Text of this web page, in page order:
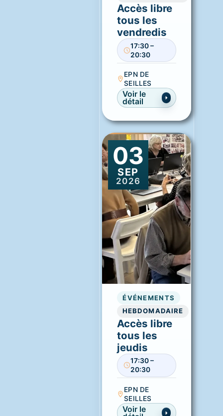
Accès libre
tous les
vendredis
17:30 –
20:30
EPN DE
SEILLES
Voir le
détail
03
SEP
2026
ÉVÉNEMENTS
HEBDOMADAIRE
Accès libre
tous les
jeudis
17:30 –
20:30
EPN DE
SEILLES
Voir le